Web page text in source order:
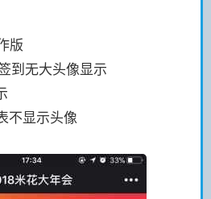
版
到无大头像显示
不显示头像